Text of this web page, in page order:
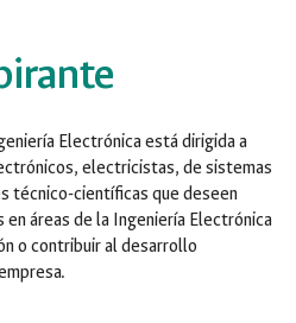
Electrónica está dirigida a
electricistas, de sistemas
técnico-científicas que deseen
áreas de la Ingeniería Electrónica
o contribuir al desarrollo